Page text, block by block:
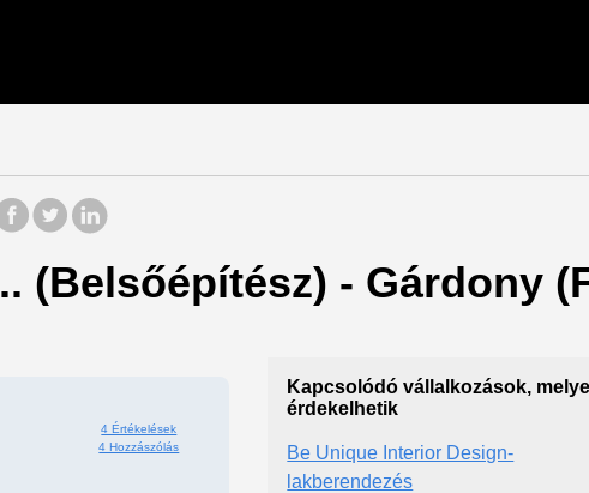
(Belsőépítész) - Gárdony
4 Értékelések
4 Hozzászólás
Kapcsolódó vállalkozások,
érdekelhetik
Be Unique Interior Design-
lakberendezés